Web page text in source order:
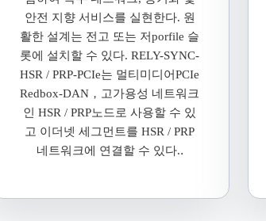
안전 지향 서비스를 실현한다. 원
활한 설계는 전고 또는 저porfile 슬
롯에 설치할 수 있다. RELY-SYNC-
HSR / PRP-PCIe는 멀티미디어PCIe
Redbox-DAN，고가용성 네트워크
인 HSR / PRP노드로 사용할 수 있
고 이더넷 세그먼트를 HSR / PRP
네트워크에 연결할 수 있다..